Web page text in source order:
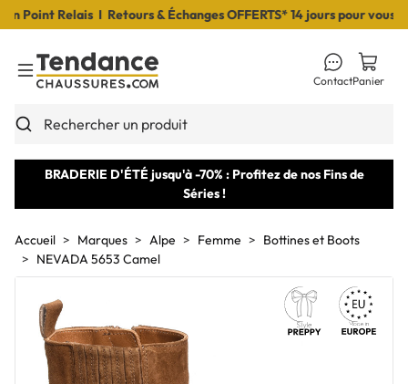
Point Relais I Retours & Échanges OFFERTS* 14 jours pour vous
Toggle Menu
Rechercher un produit
ContactPanier
BRADERIE D'ÉTÉ jusqu'à -70% : Profitez de nos Fins de
Séries !
Accueil Marques Alpe Femme
Bottines et Boots
NEVADA 5653 Camel